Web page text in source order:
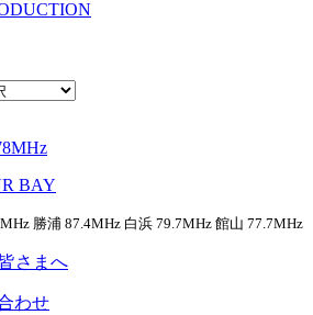
勝浦 87.4MHz 白浜 79.7MHz 館山 77.7MHz
さまへ
わせ